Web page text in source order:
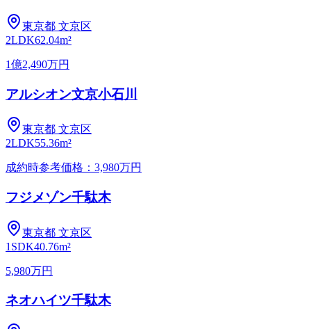
東京都 文京区
2LDK62.04m²
1億2,490万円
アルシオン文京小石川
東京都 文京区
2LDK55.36m²
成約時参考価格：3,980万円
フジメゾン千駄木
東京都 文京区
1SDK40.76m²
5,980万円
ネオハイツ千駄木